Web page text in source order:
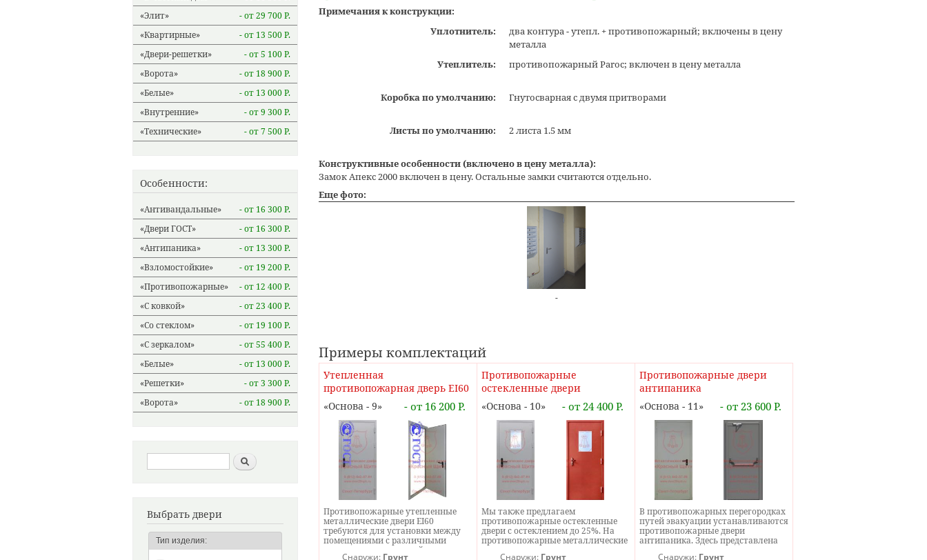
Элит
- от 29 700 Р.
Квартирные
- от 13 500 Р.
Двери-решетки
- от 5 100 Р.
Ворота
- от 18 900 Р.
Белые
- от 13 000 Р.
Внутренние
- от 9 300 Р.
Технические
- от 7 500 Р.
Особенности:
Антивандальные
- от 16 300 Р.
Двери ГОСТ
- от 16 300 Р.
Антипаника
- от 13 300 Р.
Взломостойкие
- от 19 200 Р.
Противопожарные
- от 12 400 Р.
С ковкой
- от 23 400 Р.
Со стеклом
- от 19 100 Р.
С зеркалом
- от 55 400 Р.
Белые
- от 13 000 Р.
Решетки
- от 3 300 Р.
Ворота
- от 18 900 Р.
Форма поиска Найти
Выбрать двери
Тип изделия:
Примечания к конструкции:
Уплотнитель:
два контура - утепл. + противопожарный; включены в цену
металла
Утеплитель:
противопожарный Paroc; включен в цену металла
Коробка по умолчанию: Гнутосварная с двумя притворами
Листы по умолчанию: 2 листа 1.5 мм
Конструктивные особенности (включено в цену металла):
Замок Апекс 2000 включен в цену. Остальные замки считаются отдельно.
Еще фото:
-
Примеры комплектаций
Утепленная
противопожарная дверь EI60
Основа - 9
- от 16 200 Р.
Противопожарные утепленные
металлические двери EI60
требуются для установки между
помещениями с различными
категориями пожарной опасности.
Снаружи: Грунт
Противопожарные
остекленные двери
Основа - 10
- от 24 400 Р.
Мы также предлагаем
противопожарные остекленные
двери с остеклением до 25%. На
противопожарные металлические
Снаружи: Грунт
Противопожарные двери
антипаника
Основа - 11
- от 23 600 Р.
В противопожарных перегородках
путей эвакуации устанавливаются
противопожарные двери
антипаника. Здесь представлена
Снаружи: Грунт